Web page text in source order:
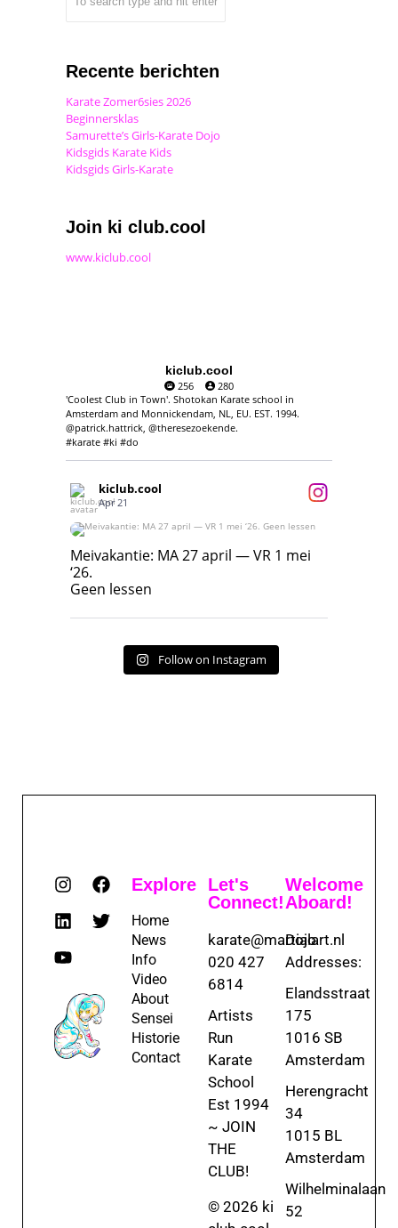
Recente berichten
Karate Zomer6sies 2026
Beginnersklas
Samurette’s Girls-Karate Dojo
Kidsgids Karate Kids
Kidsgids Girls-Karate
Join ki club.cool
www.kiclub.cool
kiclub.cool
256
280
'Coolest Club in Town'. Shotokan Karate school in
Amsterdam and Monnickendam, NL, EU. EST. 1994.
@patrick.hattrick, @theresezoekende.
#karate #ki #do
kiclub.cool
Apr 21
Meivakantie: MA 27 april — VR 1 mei ‘26.
Geen lessen
Meivakantie: MA 27 april — VR 1 mei
‘26.
Geen lessen
Follow on Instagram
Explore
Home
News
Info
Video
About
Sensei
Historie
Contact
Let's
Connect!
karate@martialart.nl
020 427
6814
Artists
Run
Karate
School
Est 1994
~ JOIN
THE
CLUB!
© 2026 ki
Welcome
Aboard!
Dojo
Addresses:
Elandsstraat
175
1016 SB
Amsterdam
Herengracht
34
1015 BL
Amsterdam
Wilhelminalaan
52